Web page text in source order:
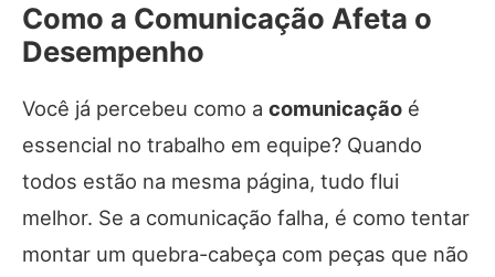
Como a Comunicação Afeta o
Desempenho
Você já percebeu como a comunicação é
essencial no trabalho em equipe? Quando
todos estão na mesma página, tudo flui
melhor. Se a comunicação falha, é como tentar
montar um quebra-cabeça com peças que não